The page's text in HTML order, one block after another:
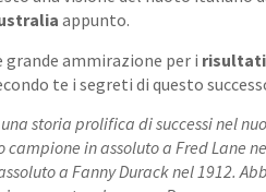
appunto.
grande ammirazione per i risultati
te i segreti di questo
una storia prolifica di successi nel
campione in assoluto a Fred Lane
a Fanny Durack nel 1912.